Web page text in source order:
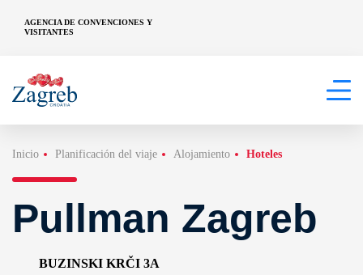
AGENCIA DE CONVENCIONES Y
VISITANTES
Inicio Planificación del viaje Alojamiento Hoteles
Pullman Zagreb
BUZINSKI KRČI 3A